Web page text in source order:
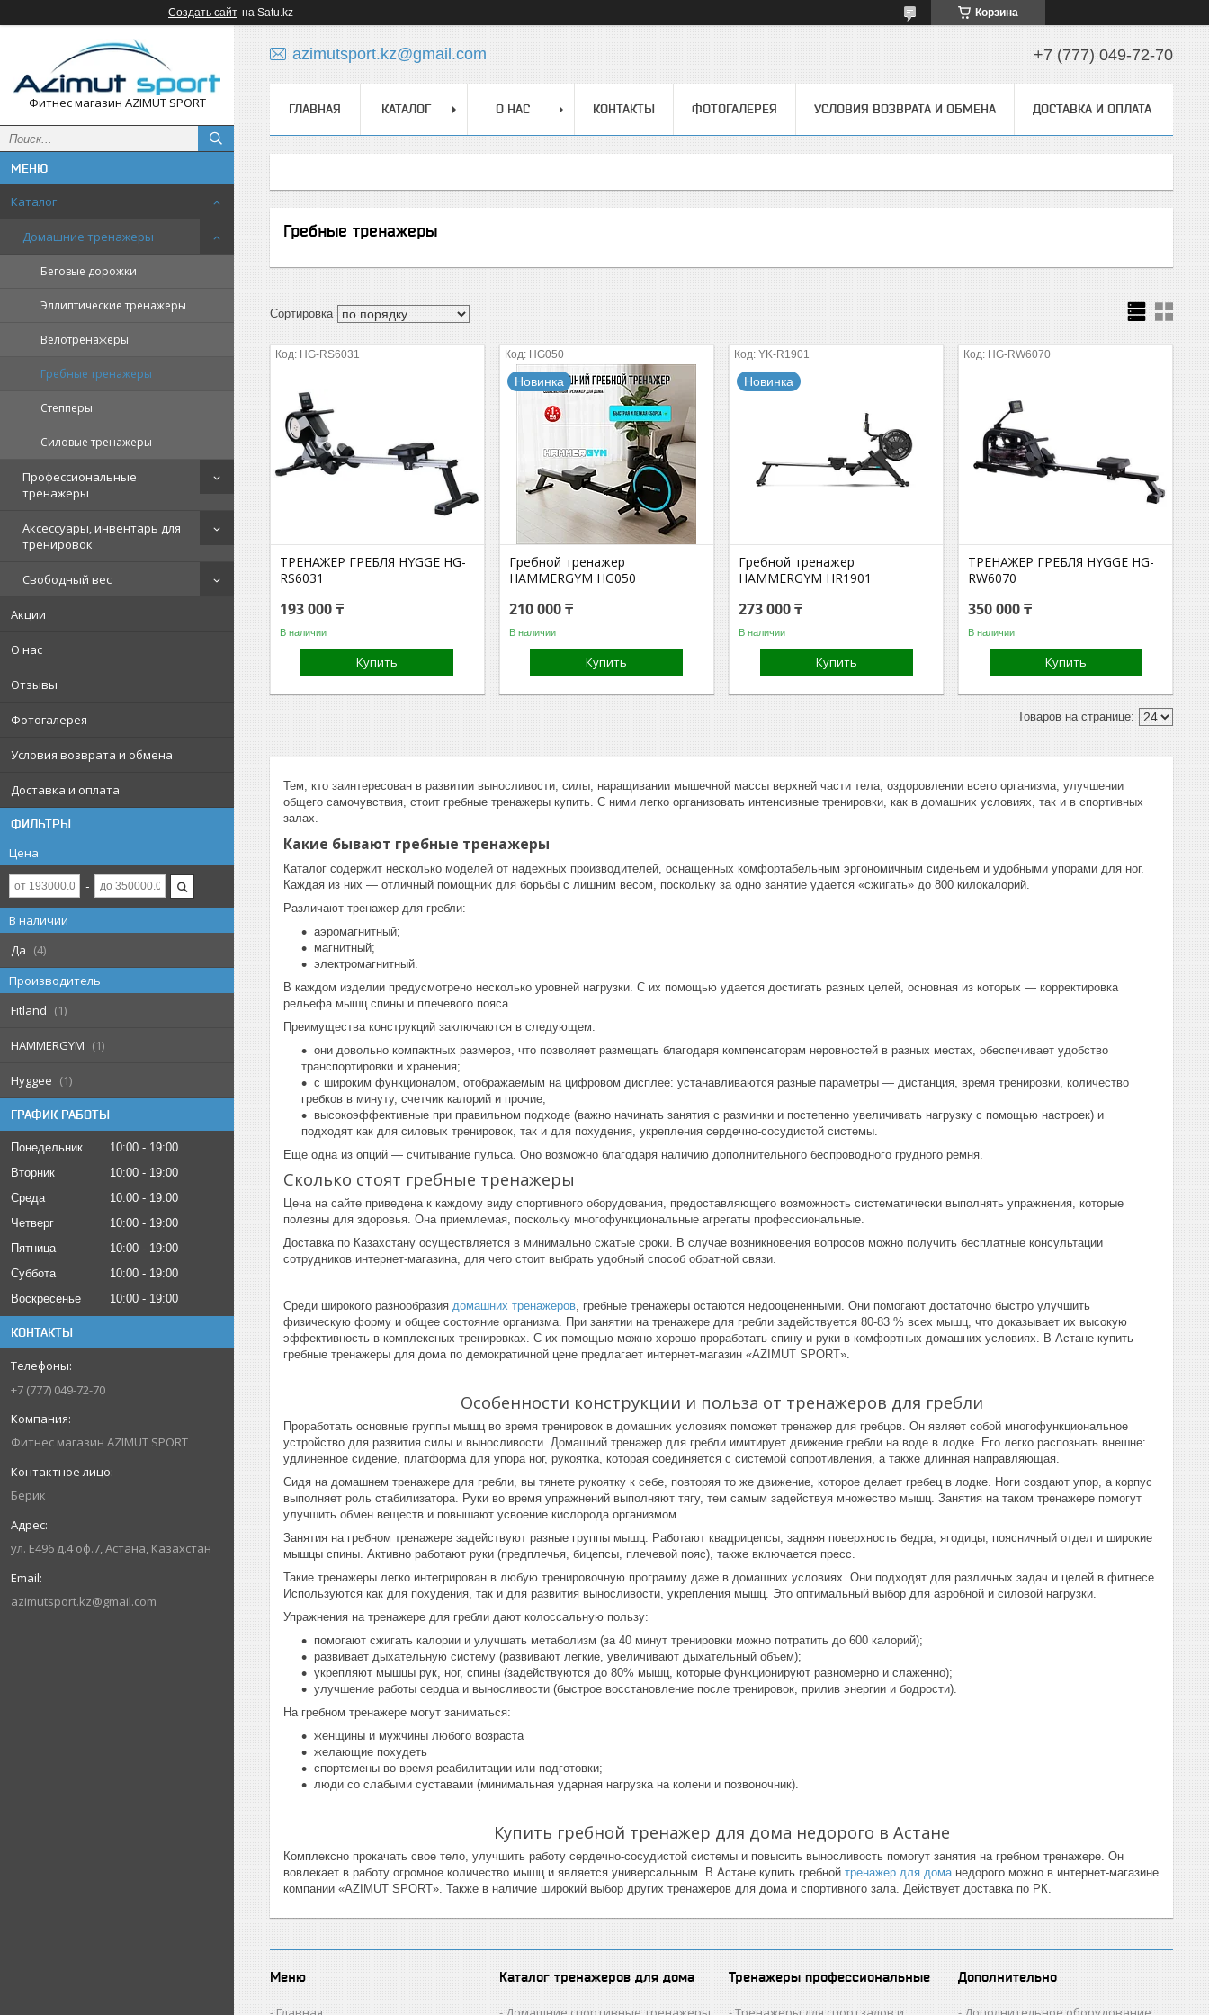
Создать сайт на Satu.kz Корзина
Фитнес магазин AZIMUT SPORT
Каталог
Домашние тренажеры
Беговые дорожки
Эллиптические тренажеры
Велотренажеры
Гребные тренажеры
Степперы
Силовые тренажеры
Профессиональные
тренажеры
Аксессуары, инвентарь для
тренировок
Свободный вес
Акции
О нас
Отзывы
Фотогалерея
Условия возврата и обмена
Доставка и оплата
ФИЛЬТРЫ
Цена
В наличии
Да
4
Производитель
Fitland
1
HAMMERGYM 1
Hyggee 1
ГРАФИК РАБОТЫ
Понедельник 10:00
19:00
Вторник
10:00
19:00
Среда
10:00
19:00
Четверг
10:00
19:00
Пятница
10:00
19:00
Суббота
10:00
19:00
Воскресенье
10:00 19:00
КОНТАКТЫ
+7 (777) 049-72-70
Фитнес магазин AZIMUT SPORT
Берик
ул. Е496 д.4 оф.7, Астана, Казахстан
azimutsport.kz@gmail.com
azimutsport.kz@gmail.com +7 (777) 049-72-70
ГЛАВНАЯ КАТАЛОГ О НАС КОНТАКТЫ ФОТОГАЛЕРЕЯ УСЛОВИЯ ВОЗВРАТА И ОБМЕНА ДОСТАВКА И ОПЛАТА
Гребные тренажеры
HG-RS6031
ТРЕНАЖЕР ГРЕБЛЯ HYGGE HG-
RS6031
193 000 ₸
В наличии
Купить
HG050
Новинка
Гребной тренажер
HAMMERGYM HG050
210 000 ₸
В наличии
Купить
YK-R1901
Новинка
Гребной тренажер
HAMMERGYM HR1901
273 000 ₸
В наличии
Купить
HG-RW6070
ТРЕНАЖЕР ГРЕБЛЯ HYGGE HG-
RW6070
350 000 ₸
В наличии
Купить
Тем, кто заинтересован в развитии выносливости, силы, наращивании мышечной массы верхней части тела, оздоровлении всего организма, улучшении
общего самочувствия, стоит гребные тренажеры купить. С ними легко организовать интенсивные тренировки, как в домашних условиях, так и в спортивных
залах.
Какие бывают гребные тренажеры
Каталог содержит несколько моделей от надежных производителей, оснащенных комфортабельным эргономичным сиденьем и удобными упорами для ног.
Каждая из них — отличный помощник для борьбы с лишним весом, поскольку за одно занятие удается «сжигать» до 800 килокалорий.
Различают тренажер для гребли:
аэромагнитный;
магнитный;
электромагнитный.
В каждом изделии предусмотрено несколько уровней нагрузки. С их помощью удается достигать разных целей, основная из которых — корректировка
рельефа мышц спины и плечевого пояса.
Преимущества конструкций заключаются в следующем:
они довольно компактных размеров, что позволяет размещать благодаря компенсаторам неровностей в разных местах, обеспечивает удобство
транспортировки и хранения;
с широким функционалом, отображаемым на цифровом дисплее: устанавливаются разные параметры — дистанция, время тренировки, количество
гребков в минуту, счетчик калорий и прочие;
высокоэффективные при правильном подходе (важно начинать занятия с разминки и постепенно увеличивать нагрузку с помощью настроек) и
подходят как для силовых тренировок, так и для похудения, укрепления сердечно-сосудистой системы.
Еще одна из опций — считывание пульса. Оно возможно благодаря наличию дополнительного беспроводного грудного ремня.
Сколько стоят гребные тренажеры
Цена на сайте приведена к каждому виду спортивного оборудования, предоставляющего возможность систематически выполнять упражнения, которые
полезны для здоровья. Она приемлемая, поскольку многофункциональные агрегаты профессиональные.
Доставка по Казахстану осуществляется в минимально сжатые сроки. В случае возникновения вопросов можно получить бесплатные консультации
сотрудников интернет-магазина, для чего стоит выбрать удобный способ обратной связи.
Среди широкого разнообразия домашних тренажеров, гребные тренажеры остаются недооцененными. Они помогают достаточно быстро улучшить
физическую форму и общее состояние организма. При занятии на тренажере для гребли задействуется 80-83 % всех мышц, что доказывает их высокую
эффективность в комплексных тренировках. С их помощью можно хорошо проработать спину и руки в комфортных домашних условиях. В Астане купить
гребные тренажеры для дома по демократичной цене предлагает интернет-магазин «AZIMUT SPORT».
Особенности конструкции и польза от тренажеров для гребли
Проработать основные группы мышц во время тренировок в домашних условиях поможет тренажер для гребцов. Он являет собой многофункциональное
устройство для развития силы и выносливости. Домашний тренажер для гребли имитирует движение гребли на воде в лодке. Его легко распознать внешне:
удлиненное сидение, платформа для упора ног, рукоятка, которая соединяется с системой сопротивления, а также длинная направляющая.
Сидя на домашнем тренажере для гребли, вы тянете рукоятку к себе, повторяя то же движение, которое делает гребец в лодке. Ноги создают упор, а корпус
выполняет роль стабилизатора. Руки во время упражнений выполняют тягу, тем самым задействуя множество мышц. Занятия на таком тренажере помогут
улучшить обмен веществ и повышают усвоение кислорода организмом.
Занятия на гребном тренажере задействуют разные группы мышц. Работают квадрицепсы, задняя поверхность бедра, ягодицы, поясничный отдел и широкие
мышцы спины. Активно работают руки (предплечья, бицепсы, плечевой пояс), также включается пресс.
Такие тренажеры легко интегрирован в любую тренировочную программу даже в домашних условиях. Они подходят для различных задач и целей в фитнесе.
Используются как для похудения, так и для развития выносливости, укрепления мышц. Это оптимальный выбор для аэробной и силовой нагрузки.
Упражнения на тренажере для гребли дают колоссальную пользу:
помогают сжигать калории и улучшать метаболизм (за 40 минут тренировки можно потратить до 600 калорий);
развивает дыхательную систему (развивают легкие, увеличивают дыхательный объем);
укрепляют мышцы рук, ног, спины (задействуются до 80% мышц, которые функционируют равномерно и слаженно);
улучшение работы сердца и выносливости (быстрое восстановление после тренировок, прилив энергии и бодрости).
На гребном тренажере могут заниматься:
женщины и мужчины любого возраста
желающие похудеть
спортсмены во время реабилитации или подготовки;
люди со слабыми суставами (минимальная ударная нагрузка на колени и позвоночник).
Купить гребной тренажер для дома недорого в Астане
Комплексно прокачать свое тело, улучшить работу сердечно-сосудистой системы и повысить выносливость помогут занятия на гребном тренажере. Он
вовлекает в работу огромное количество мышц и является универсальным. В Астане купить гребной тренажер для доманедорого можно в интернет-магазине
компании «AZIMUT SPORT». Также в наличие широкий выбор других тренажеров для дома и спортивного зала. Действует доставка по РК.
Меню Каталог тренажеров для дома Тренажеры профессиональные Дополнительно